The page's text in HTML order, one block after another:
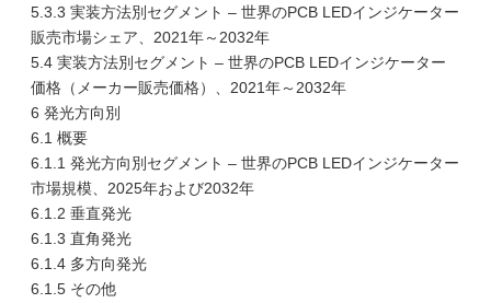
5.3.3 実装方法別セグメント – 世界のPCB LEDインジケーター
販売市場シェア、2021年～2032年
5.4 実装方法別セグメント – 世界のPCB LEDインジケーター
価格（メーカー販売価格）、2021年～2032年
6 発光方向別
6.1 概要
6.1.1 発光方向別セグメント – 世界のPCB LEDインジケーター
市場規模、2025年および2032年
6.1.2 垂直発光
6.1.3 直角発光
6.1.4 多方向発光
6.1.5 その他